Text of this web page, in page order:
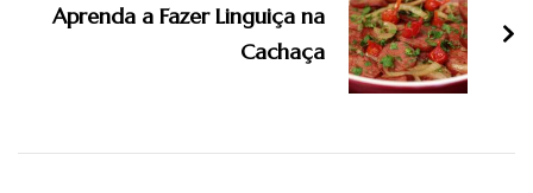
post
Aprenda a Fazer Linguiça na
Cachaça